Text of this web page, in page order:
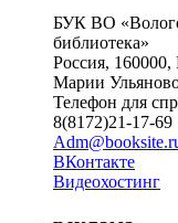
БУК ВО
библиотека»
Россия, 160000,
Марии
Телефон для
8(8172)21-17-69
ВКонтакте
Видеохостинг